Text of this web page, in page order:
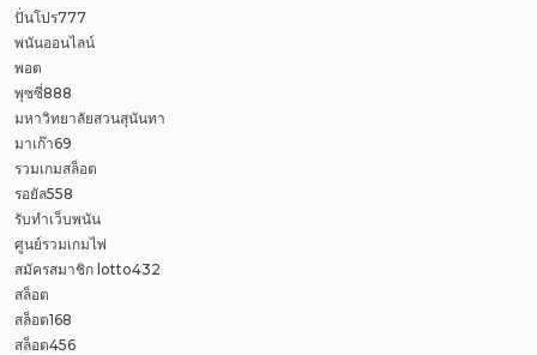
ปั่นโปร777
พนันออนไลน์
พอต
พุซซี่888
มหาวิทยาลัยสวนสุนันทา
มาเก๊า69
รวมเกมสล็อต
รอยัล558
รับทำเว็บพนัน
ศูนย์รวมเกมไพ่
สมัครสมาชิก lotto432
สล็อต
สล็อต168
สล็อต456